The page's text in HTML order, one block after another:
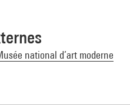
national d’art moderne